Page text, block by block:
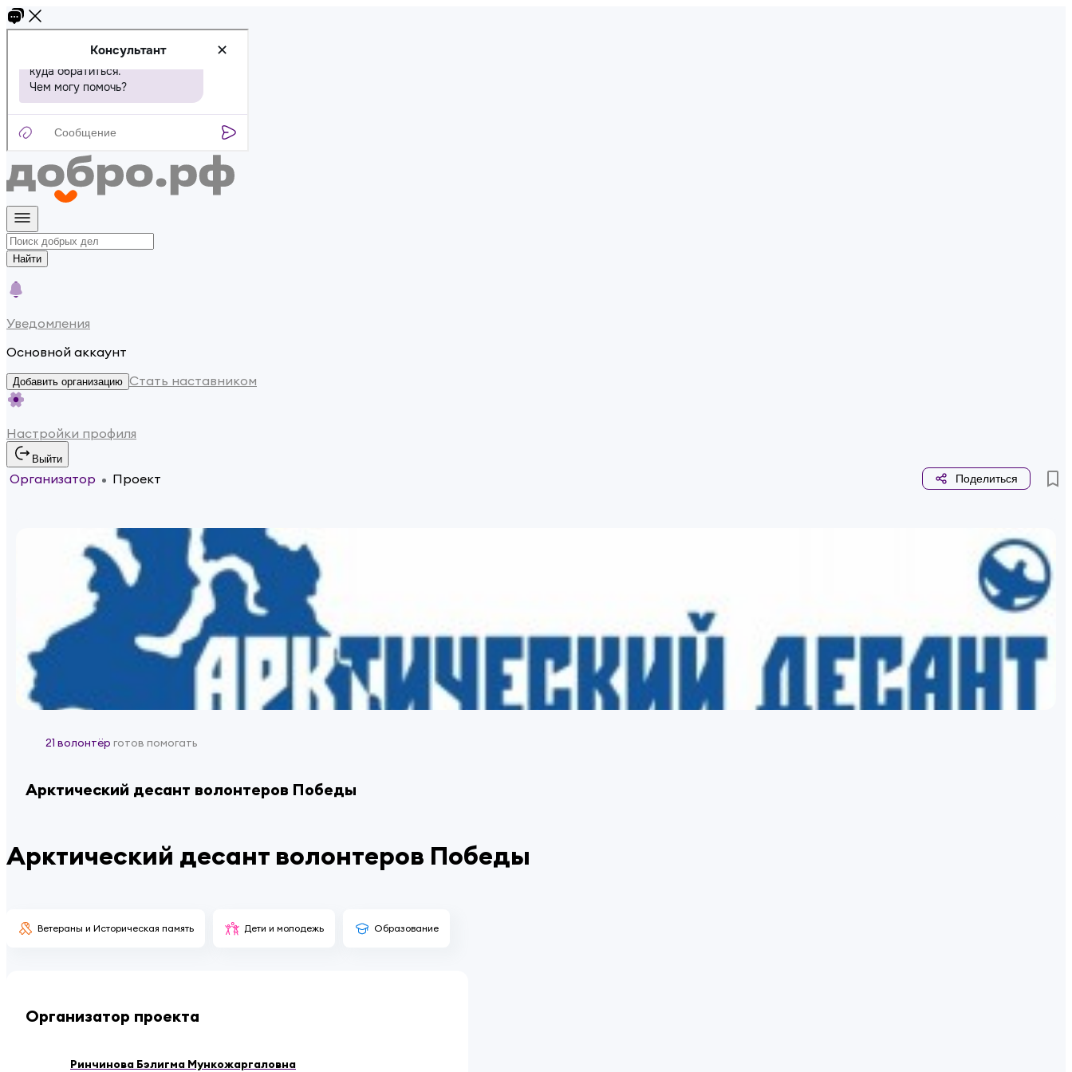
Найти
Уведомления
Основной аккаунт
Добавить организацию Стать наставником
Настройки профиля
Выйти
Организатор Проект Поделиться
21 волонтёр готов помогать
Арктический десант волонтеров Победы
Арктический десант волонтеров Победы
Ветераны и Историческая память Дети и молодежь Образование
Организатор проекта
Ринчинова Бэлигма Мункожаргаловна